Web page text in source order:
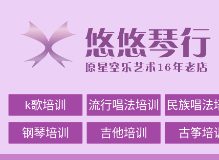
k歌培训 流行唱法培训 民族唱法
钢琴培训 吉他培训 古筝培